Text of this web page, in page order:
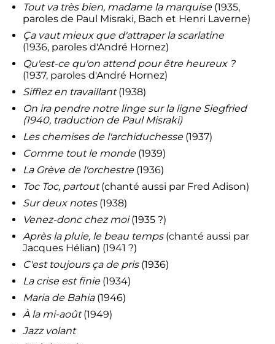
Tout va très bien, madame la marquise(1935,
paroles de Paul Misraki, Bach et Henri Laverne)
Ça vaut mieux que d'attraper la scarlatine
(1936, paroles d'André Hornez)
Qu'est-ce qu'on attend pour être heureux ?
(1937, paroles d'André Hornez)
Sifflez en travaillant(1938)
On ira pendre notre linge sur la ligne Siegfried
(1940, traduction de Paul Misraki)
Les chemises de l'archiduchesse(1937)
Comme tout le monde(1939)
La Grève de l'orchestre(1936)
Toc Toc, partout(chanté aussi par Fred Adison)
Sur deux notes(1938)
Venez-donc chez moi(1935 ?)
Après la pluie, le beau temps(chanté aussi par
Jacques Hélian) (1941 ?)
C'est toujours ça de pris (1936)
La crise est finie(1934)
Maria de Bahia(1946)
À la mi-août(1949)
Jazz volant